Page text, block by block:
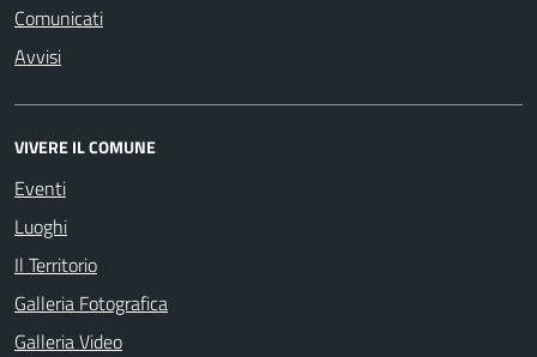
Comunicati
Avvisi
VIVERE IL COMUNE
Eventi
Luoghi
Il Territorio
Galleria Fotografica
Galleria Video